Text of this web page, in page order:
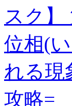
スク】
位相(
れる現
攻略=